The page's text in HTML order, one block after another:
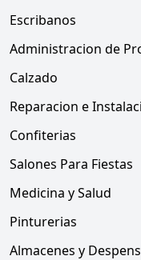
Escribanos
Administracion de
Calzado
Reparacion e
Confiterias
Salones Para Fiestas
Medicina y Salud
Pinturerias
Almacenes y